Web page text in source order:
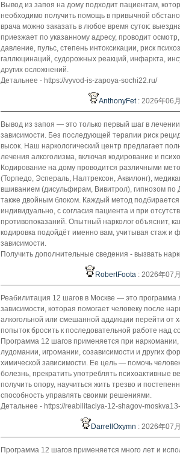
Вывод из запоя на дому подходит пациентам,
необходимо получить помощь в привычной
врача можно заказать в любое время суток:
приезжает по указанному адресу, проводит
давление, пульс, степень интоксикации, риск
галлюцинаций, судорожных реакций, инфаркта,
других осложнений.
Детальнее - https://vyvod-is-zapoya-sochi22.ru/
AnthonyFet: 2026年06
Вывод из запоя — это только первый шаг в
зависимости. Без последующей терапии риск
высок. Наш наркологический центр предлагает
лечения алкоголизма, включая кодирование и
Кодирование на дому проводится различными
(Торпедо, Эспераль, Налтрексон, Аквилонг),
вшиванием (дисульфирам, Вивитрол), гипнозом по
также двойным блоком. Каждый метод
индивидуально, с согласия пациента и при
противопоказаний. Опытный нарколог объяснит,
кодировка подойдёт именно вам, учитывая стаж и
зависимости.
Получить дополнительные сведения - вызвать
RobertFoota : 2026年07
Реабилитация 12 шагов в Москве — это программа
зависимости, которая помогает человеку после
алкогольной или смешанной аддикции перейти от
попыток бросить к последовательной работе над
Программа 12 шагов применяется при наркомании,
лудомании, игромании, созависимости и других
химической зависимости. Ее цель — помочь
болезнь, прекратить употреблять психоактивные
получить опору, научиться жить трезво и
способность управлять своими решениями.
Детальнее - https://reabilitaciya-12-shagov-
DarrellOxymn : 2026年07
Программа 12 шагов применяется много лет и